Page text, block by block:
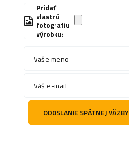
Pridať
vlastnú
fotografiu
výrobku:
Vaše meno
Váš e-mail
ODOSLANIE SPÄTNEJ VÄZBY